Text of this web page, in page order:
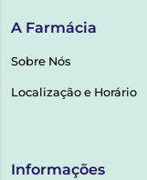
A Farmácia
Sobre Nós
Localização e Horário
Informações